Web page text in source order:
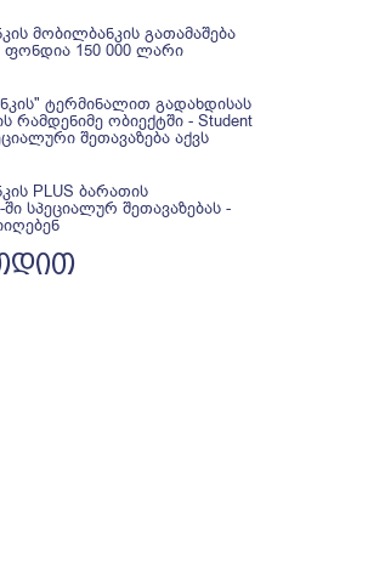
მობილბანკის გათამაშება
ფონდია 150 000 ლარი
ტერმინალით გადახდისას
რამდენიმე ობიექტში - Student
შეთავაზება აქვს
PLUS ბარათის
სპეციალურ შეთავაზებას -